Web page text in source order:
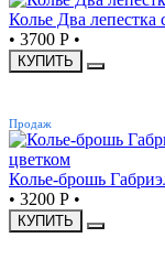
Колье Два
• 3700 Р •
КУПИТЬ
Продаж
Колье-брошь
• 3200 Р •
КУПИТЬ